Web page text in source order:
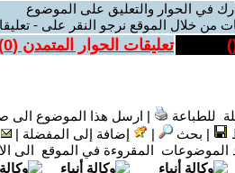
في الحوار والتعليق على الموضوع
من خلال الموقع نرجو النقر على -
) تعليقات الحوار المتمدن (0
)
للطباعة | ارسل هذا الموضوع الى
| بحث | إضافة إلى المفضلة |
المقروءة في الموقع الى